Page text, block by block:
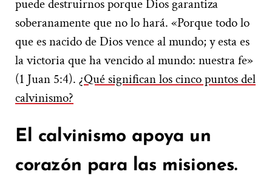
puede destruirnos porque Dios garantiza
soberanamente que no lo hará. «Porque todo lo
que es nacido de Dios vence al mundo; y esta es
la victoria que ha vencido al mundo: nuestra fe»
(1 Juan 5:4). ¿Qué significan los cinco puntos del
calvinismo?
El calvinismo apoya un
corazón para las misiones.